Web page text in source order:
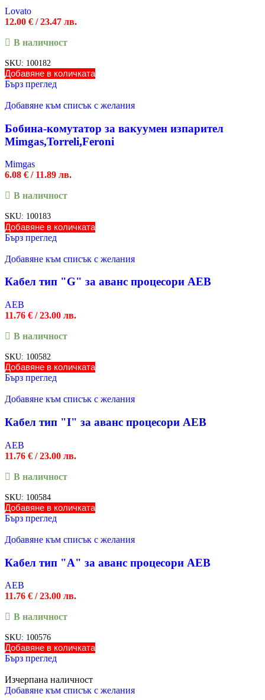
Lovato
12.00 € / 23.47 лв.
В наличност
SKU: 100182
Добавяне в количката
Бърз преглед
Добавяне към списък с желания
Бобина-комутатор за вакуумен изпарител
Mimgas,Torreli,Feroni
Mimgas
6.08 € / 11.89 лв.
В наличност
SKU: 100183
Добавяне в количката
Бърз преглед
Добавяне към списък с желания
Кабел тип "G" за аванс процесори AEB
AEB
11.76 € / 23.00 лв.
В наличност
SKU: 100582
Добавяне в количката
Бърз преглед
Добавяне към списък с желания
Кабел тип "I" за аванс процесори AEB
AEB
11.76 € / 23.00 лв.
В наличност
SKU: 100584
Добавяне в количката
Бърз преглед
Добавяне към списък с желания
Кабел тип "А" за аванс процесори AEB
AEB
11.76 € / 23.00 лв.
В наличност
SKU: 100576
Добавяне в количката
Бърз преглед
Изчерпана наличност
Добавяне към списък с желания